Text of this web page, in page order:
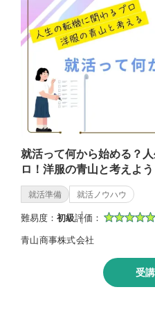
就活って何から始める？
ロ！洋服の青山と考えよう
就活準備 就活ノウハウ
難易度： 初級評価：
青山商事株式会社
受